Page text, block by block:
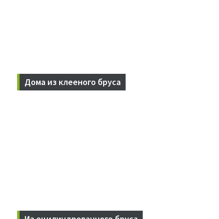
Дома из клееного бруса